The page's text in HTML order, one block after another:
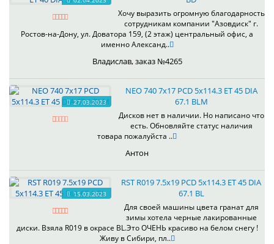
Хочу выразить огромную благодарность
сотрудникам компании "Азовдиск" г.
Ростов-на-Дону, ул. Доватора 159, (2 этаж) центральный офис, а
именно Александ..
Владислав, заказ №4265
27.03.2023
NEO 740 7x17 PCD 5x114.3 ET 45 DIA
67.1 BLM
Дисков нет в наличии. Но написано что
есть. Обновляйте статус наличия
товара пожалуйста ..
Антон
15.03.2023
RST R019 7.5x19 PCD 5x114.3 ET 45 DIA
67.1 BL
Для своей машины цвета гранат для
зимы хотела черные лакированные
диски. Взяла R019 в окрасе BL.Это ОЧЕНЬ красиво на белом снегу !
Живу в Сибири, пл..